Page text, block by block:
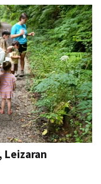
Leizaran